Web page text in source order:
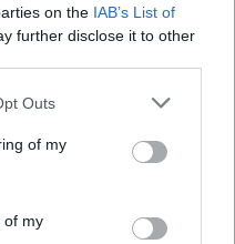
on the IAB’s List of
further disclose it to other
Outs
of my
of my